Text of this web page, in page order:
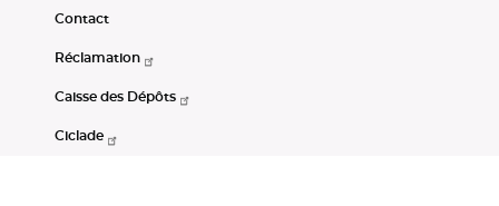
Contact
Réclamation
Caisse des Dépôts
Ciclade